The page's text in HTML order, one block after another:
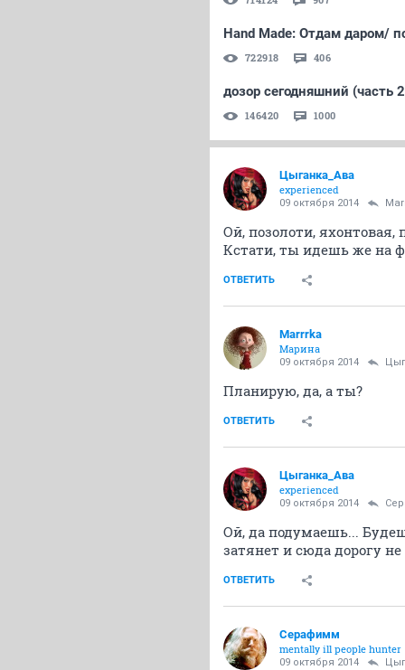
Hand Made: Отдам даром/
722918 406
дозор сегодняшний (часть
146420 1000
Цыганка_Ава
experienced
09 октября 2014
Ой, позолоти, яхонтовая,
Кстати, ты идешь же на
ОТВЕТИТЬ
Marrrka
Марина
09 октября 2014
Планирую, да, а ты?
ОТВЕТИТЬ
Цыганка_Ава
experienced
09 октября 2014
Ой, да подумаешь...
затянет и сюда дорогу
ОТВЕТИТЬ
Серафимм
mentally ill people hunter
09 октября 2014